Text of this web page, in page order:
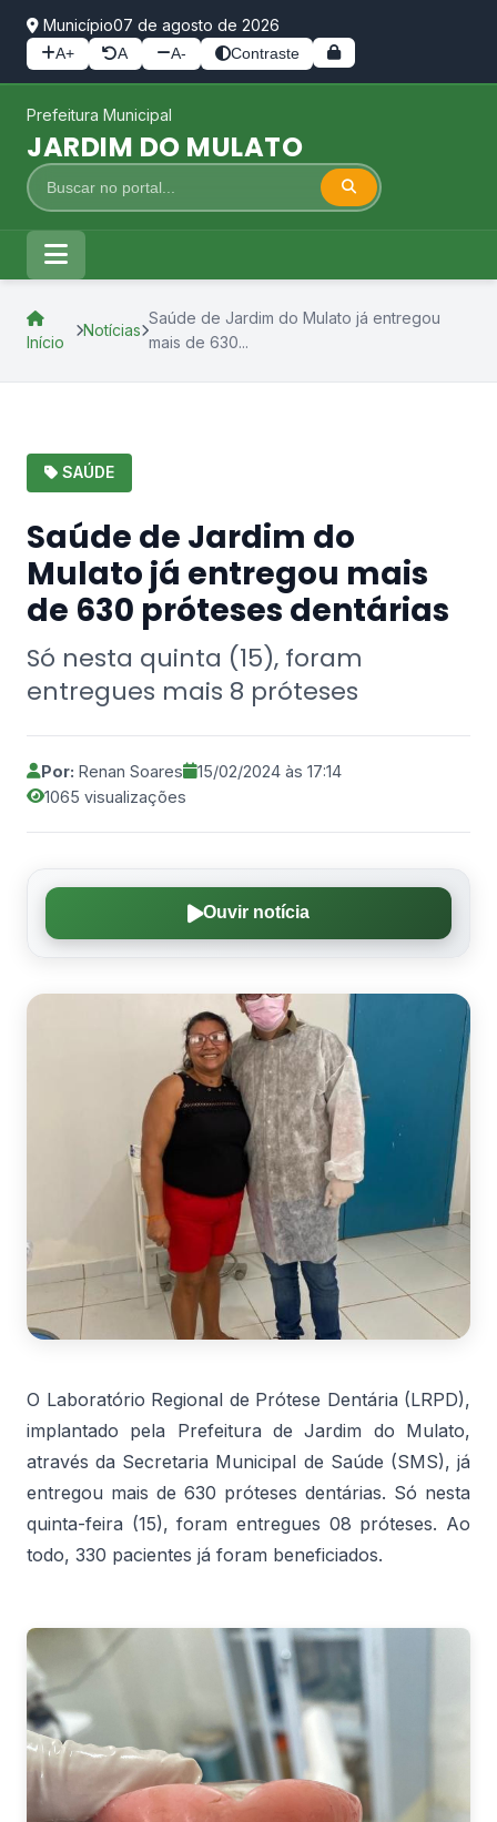
Município07 de agosto de 2026
A+ A A- Contraste
Prefeitura Municipal
JARDIM DO MULATO
Início
Notícias
Saúde de Jardim do Mulato já entregou
mais de 630...
SAÚDE
Saúde de Jardim do
Mulato já entregou mais
de 630 próteses dentárias
Só nesta quinta (15), foram
entregues mais 8 próteses
Por: Renan Soares
15/02/2024 às 17:14
1065 visualizações
Ouvir notícia
O Laboratório Regional de Prótese Dentária (LRPD),
implantado pela Prefeitura de Jardim do Mulato,
através da Secretaria Municipal de Saúde (SMS), já
entregou mais de 630 próteses dentárias. Só nesta
quinta-feira (15), foram entregues 08 próteses. Ao
todo, 330 pacientes já foram beneficiados.